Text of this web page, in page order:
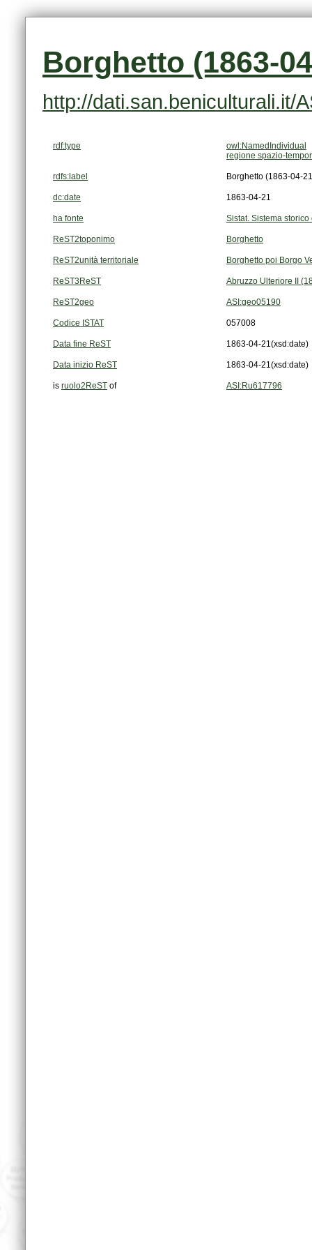
Borghetto (1863-
http://dati.san.beniculturali.it/
rdf:type
owl:NamedIndividual
regione spazio-
rdfs:label Borghetto (1863-04-
dc:date 1863-04-21
ha fonte Sistat. Sistema
ReST2toponimo Borghetto
ReST2unità territoriale Borghetto poi Borgo
ReST3ReST Abruzzo Ulteriore II
ReST2geo ASI:geo05190
Codice ISTAT 057008
Data fine ReST 1863-04-21(xsd:date)
Data inizio ReST 1863-04-21(xsd:date)
is ruolo2ReST of ASI:Ru617796